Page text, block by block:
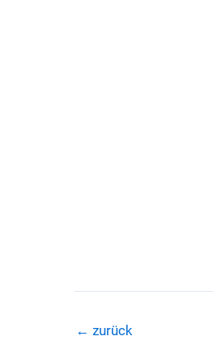
← zurück